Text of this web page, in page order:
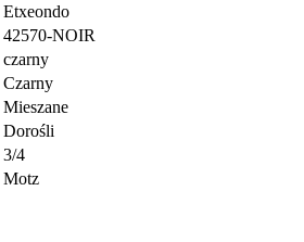
Etxeondo
42570-NOIR
czarny
Czarny
Mieszane
Dorośli
3/4
Motz